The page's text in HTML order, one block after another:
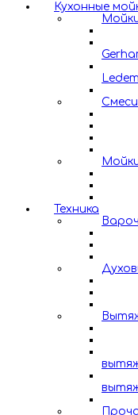
Кухонные
Техника